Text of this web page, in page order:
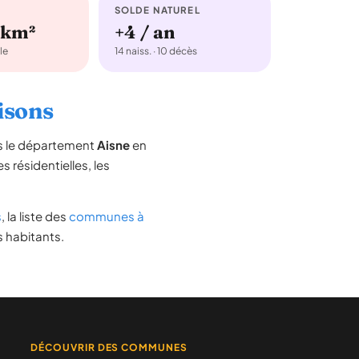
SOLDE NATUREL
+4 / an
14 naiss. · 10 décès
le département Aisneen
résidentielles, les
, la liste des communes à
habitants.
DÉCOUVRIR DES COMMUNES